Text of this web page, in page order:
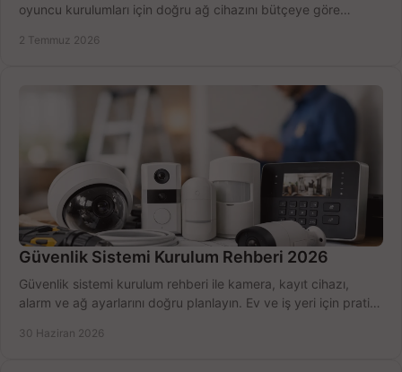
oyuncu kurulumları için doğru ağ cihazını bütçeye göre
2 Temmuz 2026
Güvenlik Sistemi Kurulum Rehberi 2026
Güvenlik sistemi kurulum rehberi ile kamera, kayıt cihazı,
alarm ve ağ ayarlarını doğru planlayın. Ev ve iş yeri için pratik
30 Haziran 2026